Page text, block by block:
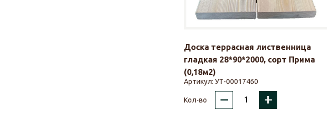
Доска террасная лиственница
гладкая 28*90*2000, сорт Прима
(0,18м2)
Артикул: УТ-00017460
Кол-во – +